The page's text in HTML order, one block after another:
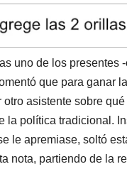
uno de los presentes
que para ganar
asistente sobre
la política tradicional.
le apremiase, soltó
nota, partiendo de la